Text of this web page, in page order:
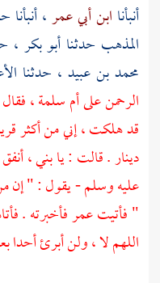
أنبأنا ابن أبي عمر، أنبأنا
المذهب حدثنا أبو بكر ،
محمد بن عبيد ، حدثنا
الرحمنعلىأم سلمة،
قد هلكت ، إني من أكثر
دينار . قالت : يا بني ،
عليه وسلم - يقول : " إن
" فأتيتعمرفأخبرته .
اللهم لا ، ولن أبرئ أحدا